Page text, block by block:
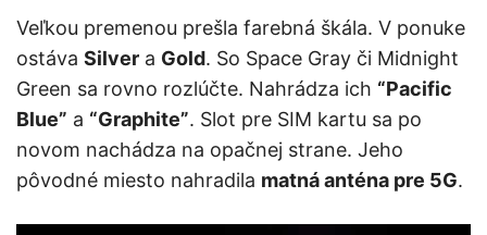
Veľkou premenou prešla farebná škála. V ponuke
ostáva Silver a Gold. So Space Gray či Midnight
Green sa rovno rozlúčte. Nahrádza ich “Pacific
Blue” a “Graphite”. Slot pre SIM kartu sa po
novom nachádza na opačnej strane. Jeho
pôvodné miesto nahradila matná anténa pre 5G.